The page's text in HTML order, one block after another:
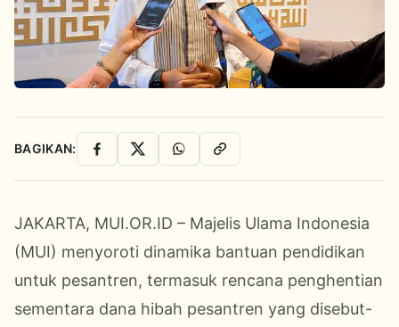
BAGIKAN: Facebook
X WhatsAppSalin Link
JAKARTA, MUI.OR.ID – Majelis Ulama Indonesia
(MUI) menyoroti dinamika bantuan pendidikan
untuk pesantren, termasuk rencana penghentian
sementara dana hibah pesantren yang disebut-